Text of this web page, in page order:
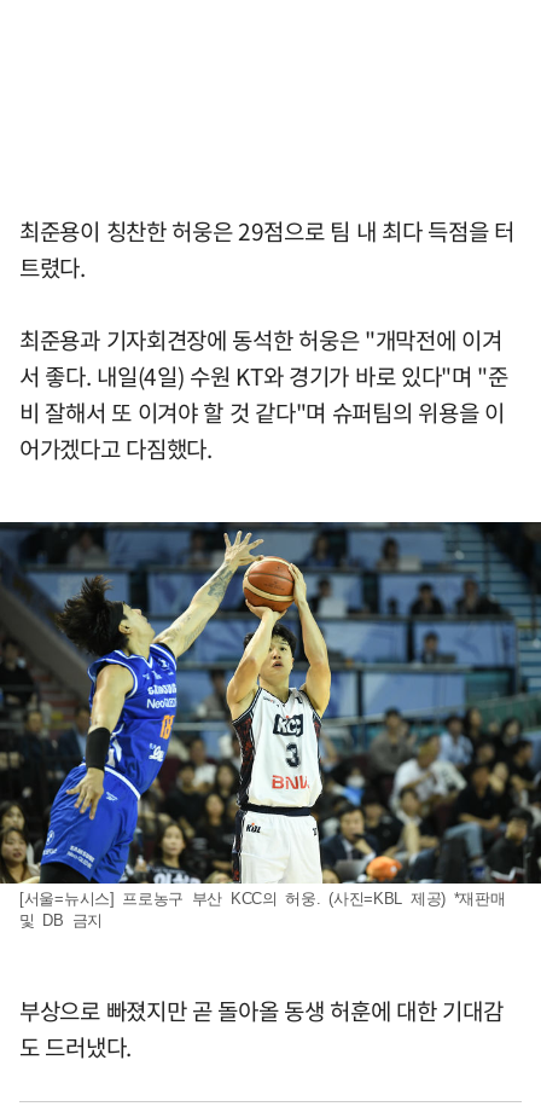
최준용이 칭찬한 허웅은 29점으로 팀 내 최다 득점을 터
트렸다.
최준용과 기자회견장에 동석한 허웅은 "개막전에 이겨
서 좋다. 내일(4일) 수원 KT와 경기가 바로 있다"며 "준
비 잘해서 또 이겨야 할 것 같다"며 슈퍼팀의 위용을 이
어가겠다고 다짐했다.
[서울=뉴시스] 프로농구 부산 KCC의 허웅. (사진=KBL 제공) *재판매
및 DB 금지
부상으로 빠졌지만 곧 돌아올 동생 허훈에 대한 기대감
도 드러냈다.